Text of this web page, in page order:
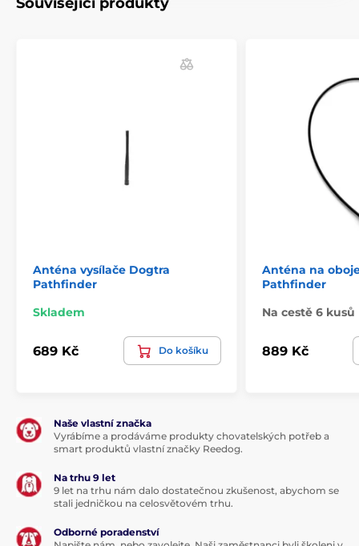
Související produkty
Anténa vysílače Dogtra
Pathfinder
Skladem
689 Kč Do košíku
Anténa na
Pathfinder
Na cestě 6 kusů
889 Kč
Naše vlastní značka
Vyrábíme a prodáváme produkty chovatelských potřeb a
smart produktů vlastní značky Reedog.
Na trhu 9 let
9 let na trhu nám dalo dostatečnou zkušenost, abychom se
stali jedničkou na celosvětovém trhu.
Odborné poradenství